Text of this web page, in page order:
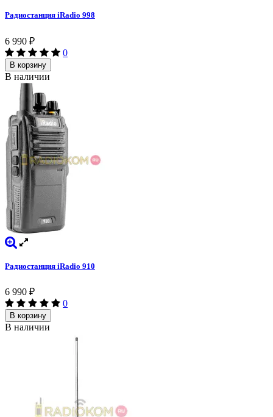
Радиостанция iRadio 998
6 990 ₽
0
В корзину
В наличии
Радиостанция iRadio 910
6 990 ₽
0
В корзину
В наличии